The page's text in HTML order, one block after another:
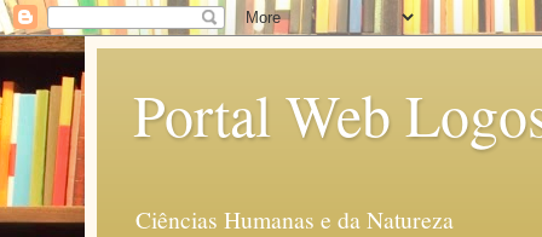
Portal Web
Ciências Humanas e da Natureza